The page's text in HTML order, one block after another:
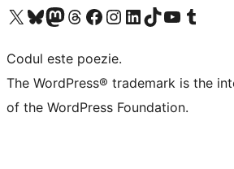
Mergi la contul nostru X (fost Twitter)
Vizitează contul nostru Bluesky
Vizitează contul nostru Mastodon
Vizitează contul nostru Threads
Vizitează pagina noastră Facebook
Vizitează-ne pe Instagram
Vizitează-ne pe LinkedIn
Vizitează contul nostru TikTok
Vizitează canalul nostru YouTube
Vizitează contul nostru Tumblr
Codul este poezie.
The WordPress® trademark is the
of the WordPress Foundation.